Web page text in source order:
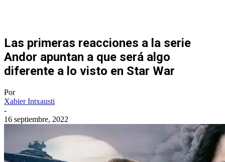
Las primeras reacciones a la serie
Andor apuntan a que será algo
diferente a lo visto en Star War
Por
Xabier Intxausti
-
16 septiembre, 2022